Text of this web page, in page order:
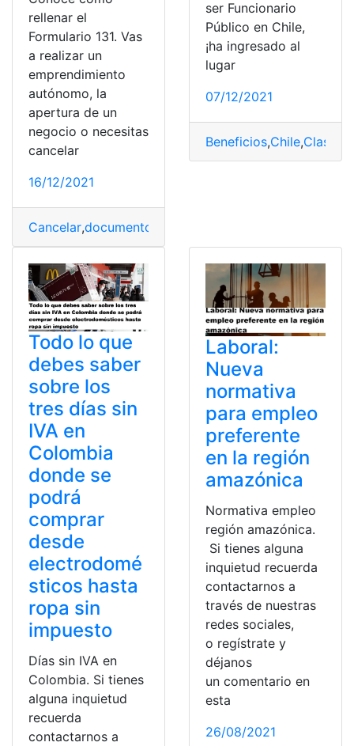
rellenar el
Formulario 131. Vas
a realizar un
emprendimiento
autónomo, la
apertura de un
negocio o necesitas
cancelar
16/12/2021
Cancelar,documentos
ser Funcionario
Público en Chile,
¡ha ingresado al
lugar
07/12/2021
Beneficios,Chile,Clases
Todo lo que
debes saber
sobre los
tres días sin
IVA en
Colombia
donde se
podrá
comprar
desde
electrodomé
sticos hasta
ropa sin
impuesto
Días sin IVA en
Colombia. Si tienes
alguna inquietud
recuerda
contactarnos a
Laboral:
Nueva
normativa
para empleo
preferente
en la región
amazónica
Normativa empleo
región amazónica.
Si tienes alguna
inquietud recuerda
contactarnos a
través de nuestras
redes sociales,
o regístrate y
déjanos
un comentario en
esta
26/08/2021